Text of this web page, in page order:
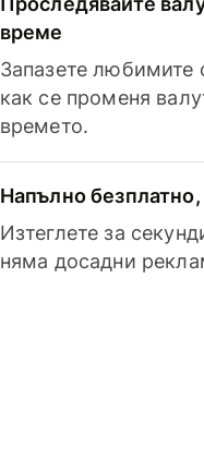
време
Запазете любимите
как се променя
времето.
Напълно
Изтеглете за
няма досадни